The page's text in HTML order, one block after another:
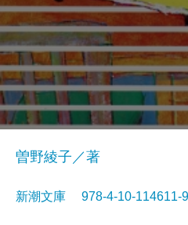
曽野綾子／著
新潮文庫 978-4-10-